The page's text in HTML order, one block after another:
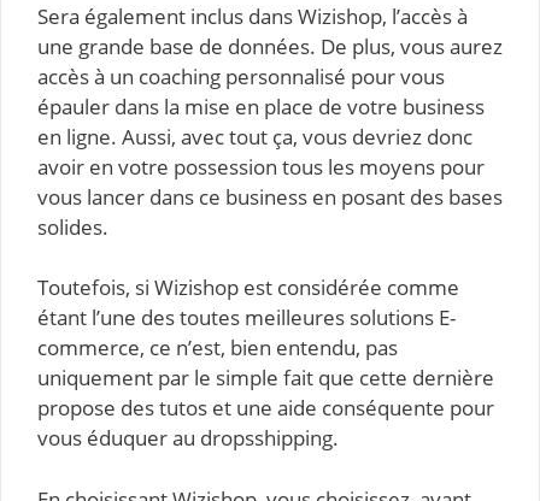
Sera également inclus dans Wizishop, l’accès à
une grande base de données. De plus, vous aurez
accès à un coaching personnalisé pour vous
épauler dans la mise en place de votre business
en ligne. Aussi, avec tout ça, vous devriez donc
avoir en votre possession tous les moyens pour
vous lancer dans ce business en posant des bases
solides.
Toutefois, si Wizishop est considérée comme
étant l’une des toutes meilleures solutions E-
commerce, ce n’est, bien entendu, pas
uniquement par le simple fait que cette dernière
propose des tutos et une aide conséquente pour
vous éduquer au dropsshipping.